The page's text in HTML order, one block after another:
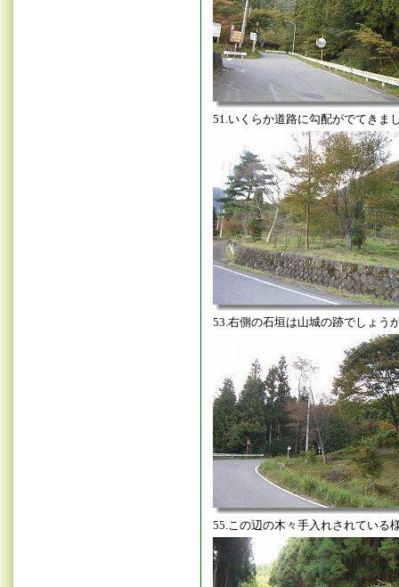
51.いくらか道路に勾配がでてきま
53.右側の石垣は山城の跡でしょう
55.この辺の木々手入れされている